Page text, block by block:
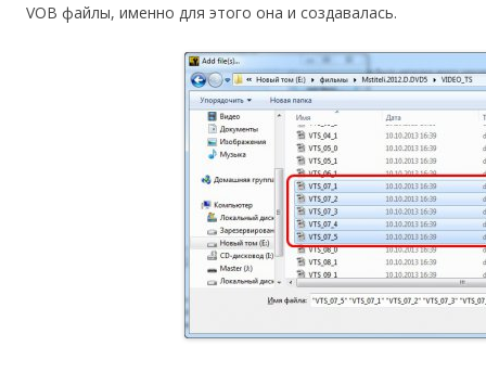
VOB файлы, именно для этого она и создавалась.